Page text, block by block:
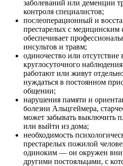
заболеваний или деменции
контроля специалистов;
послеоперационный и
престарелых с медицинским
обеспечивает
инсультов и травм;
одиночество или отсутствие
круглосуточного
работают или живут
нуждаться в постоянном
общении;
нарушения памяти и
болезни Альцгеймера,
может забывать выключить
или выйти из дома;
необходимость
престарелых пожилой
одиноким — он окружен
другими постояльцами, с